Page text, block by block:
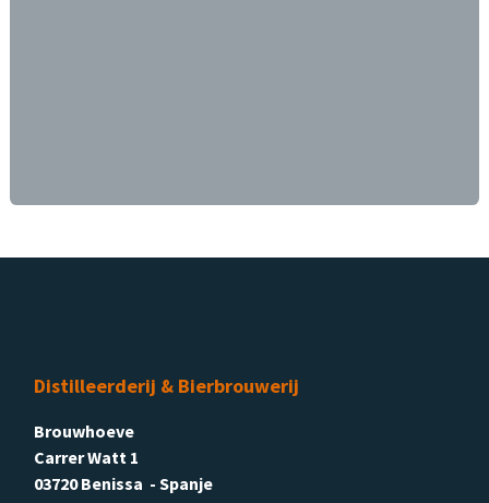
Distilleerderij & Bierbrouwerij
Brouwhoeve
Carrer Watt 1
03720 Benissa - Spanje